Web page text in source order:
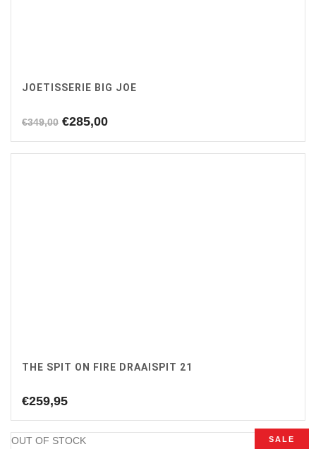
JOETISSERIE BIG JOE
€349,00 Oorspronkelijke
was:
€285,00Huidige
is:
THE SPIT ON FIRE DRAAISPIT 21
€259,95
OUT OF STOCK SALE